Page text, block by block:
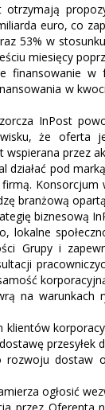
otrzymają
euro, co
53% w
miesięcy
finansowanie w
w
InPost
że oferta
przez
działać pod
branżową
biznesową
lokalne
Grupy i
na
klientów
rozwoju
ogłosić
przez